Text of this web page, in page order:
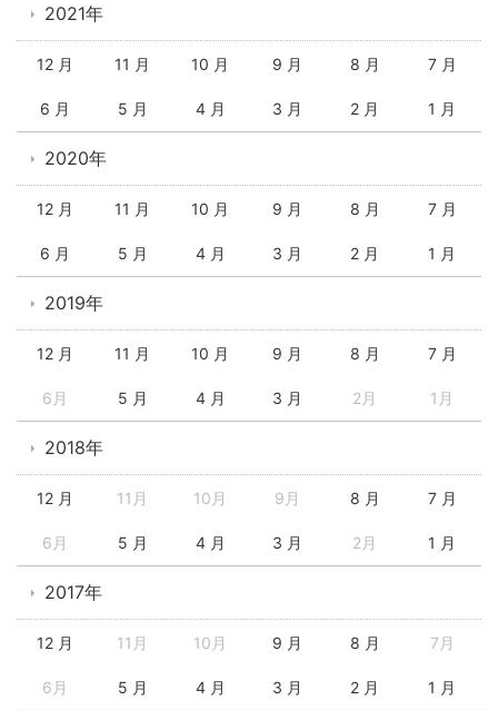
2021年
12 月 11 月 10 月 9 月 8 月 7 月
6 月 5 月 4 月 3 月 2 月 1 月
2020年
12 月 11 月 10 月 9 月 8 月 7 月
6 月 5 月 4 月 3 月 2 月 1 月
2019年
12 月 11 月 10 月 9 月 8 月 7 月
6月 5 月 4 月 3 月 2月 1月
2018年
12 月 11月 10月 9月 8 月 7 月
6月 5 月 4 月 3 月 2月 1 月
2017年
12 月 11月 10月 9 月 8 月 7月
6月 5 月 4 月 3 月 2 月 1 月